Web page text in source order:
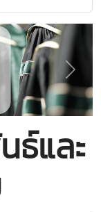
Next
ธ์และ